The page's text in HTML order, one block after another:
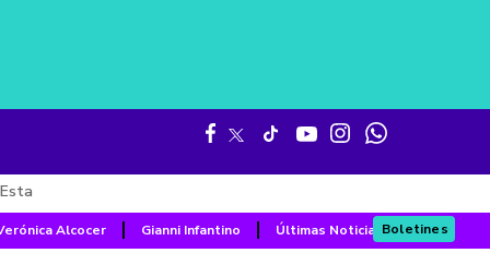
Alcocer Gianni Infantino Últimas NoticiasBoletines